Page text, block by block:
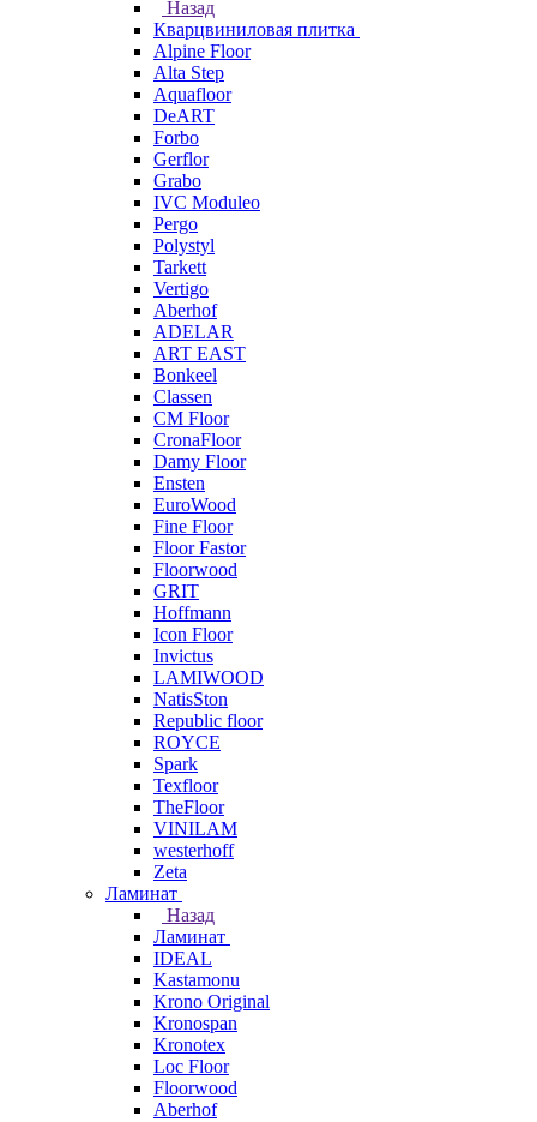
Назад
Кварцвиниловая плитка
Alpine Floor
Alta Step
Aquafloor
DeART
Forbo
Gerflor
Grabo
IVC Moduleo
Pergo
Polystyl
Tarkett
Vertigo
Aberhof
ADELAR
ART EAST
Bonkeel
Classen
CM Floor
CronaFloor
Damy Floor
Ensten
EuroWood
Fine Floor
Floor Fastor
Floorwood
GRIT
Hoffmann
Icon Floor
Invictus
LAMIWOOD
NatisSton
Republic floor
ROYCE
Spark
Texfloor
TheFloor
VINILAM
westerhoff
Zeta
Ламинат
Назад
Ламинат
IDEAL
Kastamonu
Krono Original
Kronospan
Kronotex
Loc Floor
Floorwood
Aberhof